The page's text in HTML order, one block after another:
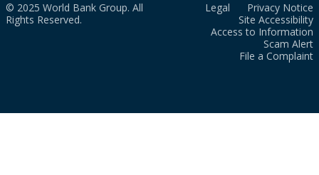
© 2025 World Bank Group. All
Rights Reserved.
Legal
Privacy Notice
Site Accessibility
Access to Information
Scam Alert
File a Complaint